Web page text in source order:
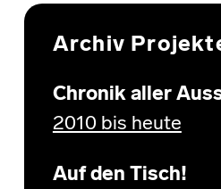
Archiv
Chronik aller
2010 bis heute
Auf den Tisch!